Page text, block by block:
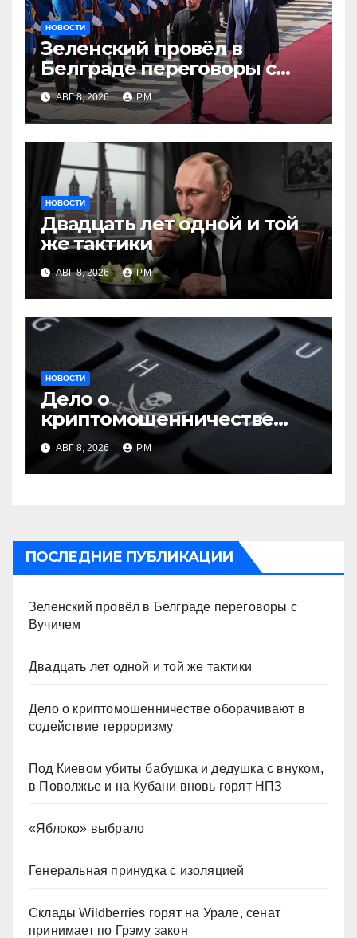
НОВОСТИ
Зеленский провёл в
Белграде переговоры с
Вучичем
АВГ 8, 2026 РМ
НОВОСТИ
Двадцать лет одной и той
же тактики
АВГ 8, 2026 РМ
НОВОСТИ
Дело о
криптомошенничестве
оборачивают в содействие
терроризму
АВГ 8, 2026 РМ
ПОСЛЕДНИЕ ПУБЛИКАЦИИ
Зеленский провёл в Белграде переговоры с
Вучичем
Двадцать лет одной и той же тактики
Дело о криптомошенничестве оборачивают в
содействие терроризму
Под Киевом убиты бабушка и дедушка с внуком,
в Поволжье и на Кубани вновь горят НПЗ
«Яблоко» выбрало
Генеральная принудка с изоляцией
Склады Wildberries горят на Урале, сенат
принимает по Грэму закон